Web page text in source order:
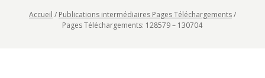
Accueil / Publications intermédiaires Pages Téléchargements/
Pages Téléchargements: 128579 – 130704